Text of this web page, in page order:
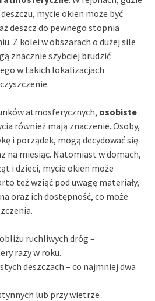
mycie okien może być
deszcz do pewnego stopnia
Z kolei w obszarach o dużej sile
znacznie szybciej brudzić
w takich lokalizacjach
atmosferycznych, osobiste
również mają znaczenie. Osoby,
i porządek, mogą decydować się
na miesiąc. Natomiast w domach,
i dzieci, mycie okien może
też wziąć pod uwagę materiały,
oraz ich dostępność, co może
ruchliwych dróg –
razy w roku.
deszczach – co najmniej dwa
lub przy wietrze